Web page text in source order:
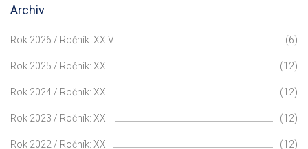
Archiv
Rok 2026 / Ročník: XXIV (6)
Rok 2025 / Ročník: XXIII (12)
Rok 2024 / Ročník: XXII (12)
Rok 2023 / Ročník: XXI (12)
Rok 2022 / Ročník: XX (12)